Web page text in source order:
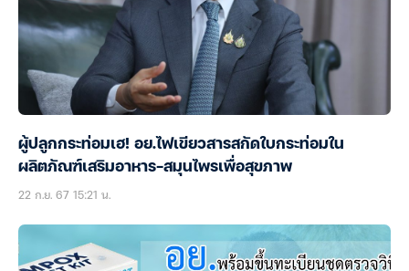
ผู้ปลูกกระท่อมเฮ! อย.ไฟเขียวสารสกัดใบกระท่อมใน
ผลิตภัณฑ์เสริมอาหาร-สมุนไพรเพื่อสุขภาพ
22 ก.ย. 67 15:21 น.